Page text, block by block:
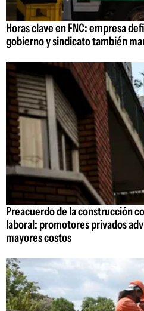
Horas clave en FNC: empresa
gobierno y sindicato también
Preacuerdo de la construcción
laboral: promotores privados
mayores costos